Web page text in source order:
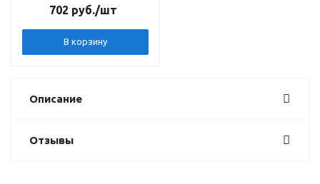
702 руб./шт
В корзину
Описание
Отзывы